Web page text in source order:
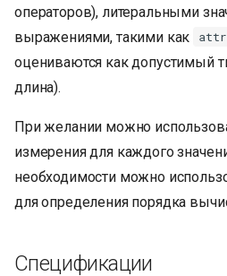
операторов), литеральными
выражениями, такими как
оцениваются как допустимый
длина).
При желании можно
измерения для каждого
необходимости можно
для определения порядка
Спецификации